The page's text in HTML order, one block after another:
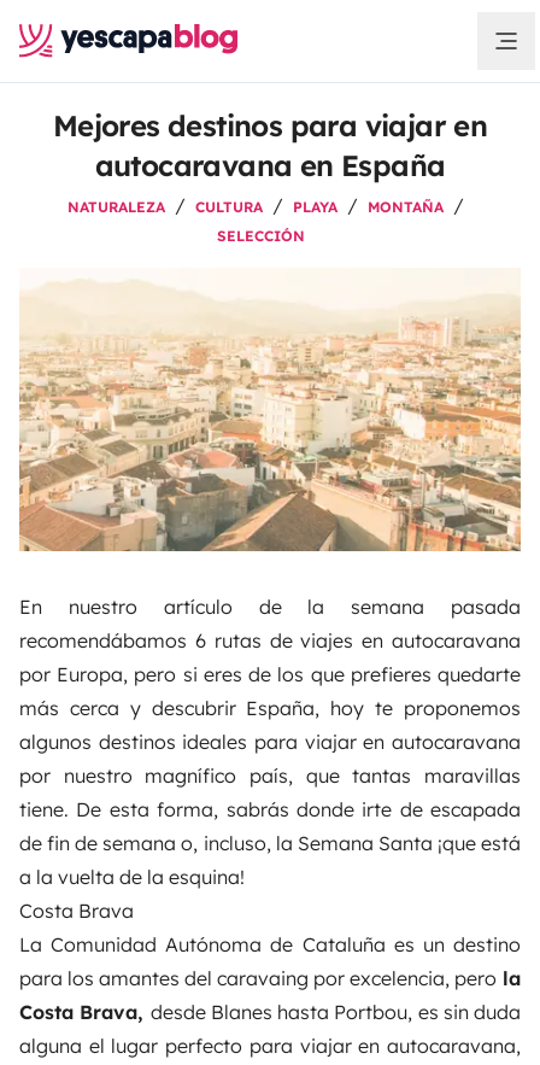
Mejores destinos para viajar en
autocaravana en España
NATURALEZA CULTURA PLAYA
MONTAÑA
SELECCIÓN
En nuestro artículo de la semana pasada
recomendábamos 6 rutas de viajes en autocaravana
por Europa, pero si eres de los que prefieres quedarte
más cerca y descubrir España, hoy te proponemos
algunos destinos ideales para viajar en autocaravana
por nuestro magnífico país, que tantas maravillas
tiene. De esta forma, sabrás donde irte de escapada
de fin de semana o, incluso, la Semana Santa ¡que está
a la vuelta de la esquina!
Costa Brava
La Comunidad Autónoma de Cataluña es un destino
para los amantes del caravaing por excelencia, pero la
Costa Brava, desde Blanes hasta Portbou, es sin duda
alguna el lugar perfecto para viajar en autocaravana,